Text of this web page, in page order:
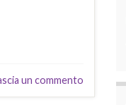
un commento